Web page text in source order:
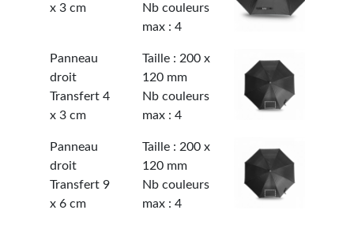
x 3 cm
Nb couleurs
max : 4
Panneau
droit
Transfert 4
x 3 cm
Taille : 200 x
120 mm
Nb couleurs
max : 4
Panneau
droit
Transfert 9
x 6 cm
Taille : 200 x
120 mm
Nb couleurs
max : 4